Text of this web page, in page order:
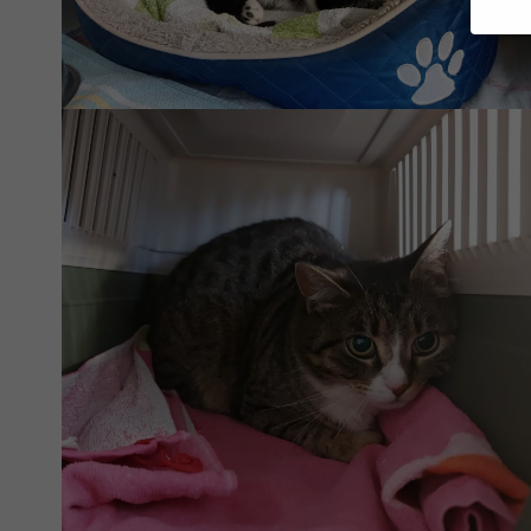
Tante ist ausgezogen
Wir